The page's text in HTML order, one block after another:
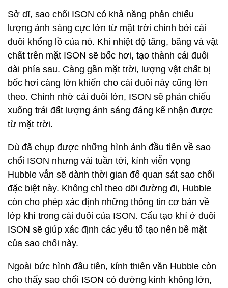
Sở dĩ, sao chổi ISON có khả năng phản chiếu
lượng ánh sáng cực lớn từ mặt trời chính bởi cái
đuôi khổng lồ của nó. Khi nhiệt độ tăng, băng và vật
chất trên mặt ISON sẽ bốc hơi, tạo thành cái đuôi
dài phía sau. Càng gần mặt trời, lượng vật chất bị
bốc hơi càng lớn khiến cho cái đuôi này cũng lớn
theo. Chính nhờ cái đuôi lớn, ISON sẽ phản chiếu
xuống trái đất lượng ánh sáng đáng kể nhận được
từ mặt trời.
Dù đã chụp được những hình ảnh đầu tiên về sao
chổi ISON nhưng vài tuần tới, kính viễn vọng
Hubble vẫn sẽ dành thời gian để quan sát sao chổi
đặc biệt này. Không chỉ theo dõi đường đi, Hubble
còn cho phép xác định những thông tin cơ bản về
lớp khí trong cái đuôi của ISON. Cấu tạo khí ở đuôi
ISON sẽ giúp xác định các yếu tố tạo nên bề mặt
của sao chổi này.
Ngoài bức hình đầu tiên, kính thiên văn Hubble còn
cho thấy sao chổi ISON có đường kính không lớn,